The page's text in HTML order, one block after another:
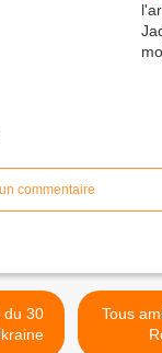
commentaire
Tous